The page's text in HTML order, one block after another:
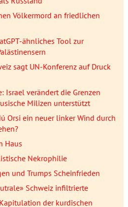
Völkermord an friedlichen
ähnliches Tool zur
sagt UN-Konferenz auf Druck
Israel verändert die Grenzen
Milizen unterstützt
Orsi ein neuer linker Wind durch
Haus
Nekrophilie
und Trumps Scheinfrieden
Schweiz infiltrierte
der kurdischen